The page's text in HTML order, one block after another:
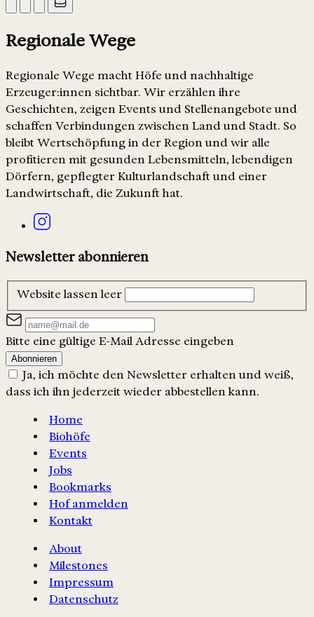
Regionale Wege
Regionale Wege macht Höfe und nachhaltige
Erzeuger:innen sichtbar. Wir erzählen ihre
Geschichten, zeigen Events und Stellenangebote und
schaffen Verbindungen zwischen Land und Stadt. So
bleibt Wertschöpfung in der Region und wir alle
profitieren mit gesunden Lebensmitteln, lebendigen
Dörfern, gepflegter Kulturlandschaft und einer
Landwirtschaft, die Zukunft hat.
Newsletter abonnieren
Website lassen leer
Bitte eine gültige E-Mail Adresse eingeben
Abonnieren
Ja, ich möchte den Newsletter erhalten und weiß,
dass ich ihn jederzeit wieder abbestellen kann.
Home
Biohöfe
Events
Jobs
Bookmarks
Hof anmelden
Kontakt
About
Milestones
Impressum
Datenschutz